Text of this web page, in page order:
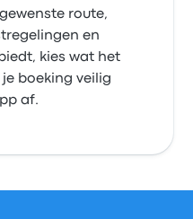
route,
en
kies wat het
boeking veilig
af.